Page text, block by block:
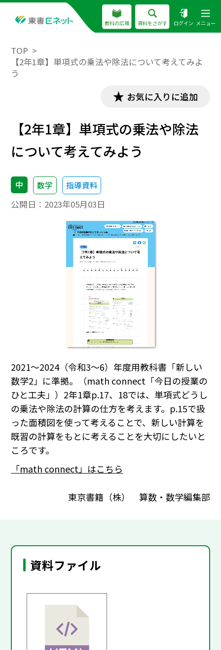
教科の広場 資料をさがす ログイン メニュー
TOP
【2年1章】単項式の乗法や除法について考えてみよ
う
お気に入りに追加
【2年1章】単項式の乗法や除法
について考えてみよう
中 数学 指導資料
公開日： 2023年05月03日
2021～2024（令和3～6）年度用教科書「新しい
数学2」に準拠。（math connect「今日の授業の
ひと工夫」）2年1章p.17、18では、単項式どうし
の乗法や除法の計算の仕方を考えます。p.15で扱
った面積図を使って考えることで、新しい計算を
既習の計算をもとに考えることを大切にしたいと
ころです。
「math connect」はこちら
東京書籍（株） 算数・数学編集部
資料ファイル